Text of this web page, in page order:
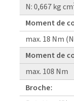
N: 0,667 kg
Moment de
max. 18 Nm
Moment de
max. 108 Nm
Broche: